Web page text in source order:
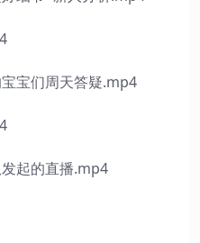
宝们周天答疑.mp4
起的直播.mp4